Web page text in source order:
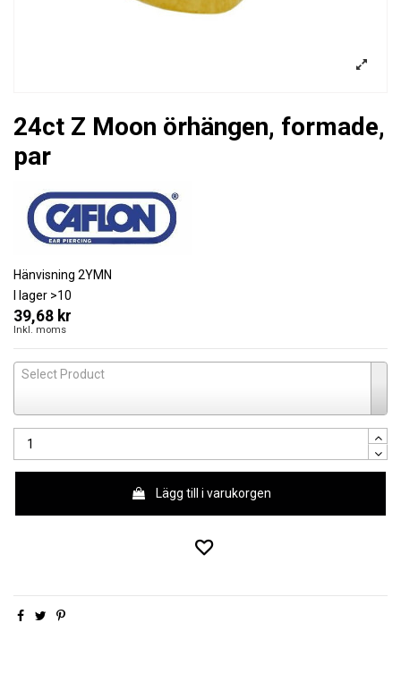
24ct Z Moon örhängen, formade,
par
Hänvisning 2YMN
I lager >10
39,68 kr
Inkl. moms
Select Product
Lägg till i varukorgen